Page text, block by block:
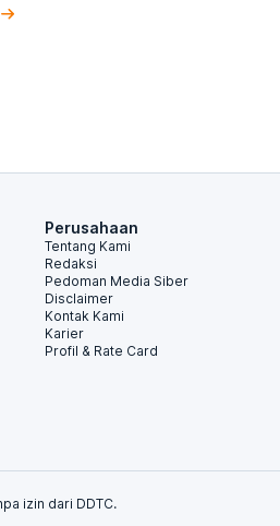
Perusahaan
Tentang Kami
Redaksi
Pedoman Media Siber
Disclaimer
Kontak Kami
Karier
Profil & Rate Card
izin dari DDTC.